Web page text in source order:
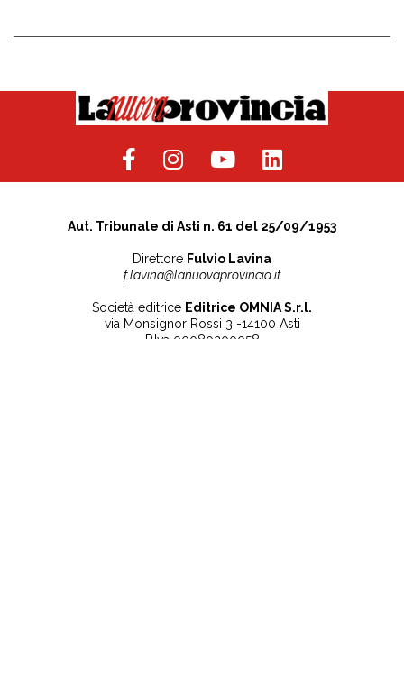
Aut. Tribunale di Asti n. 61 del 25/09/1953
Direttore Fulvio Lavina
f.lavina@lanuovaprovincia.it
Società editrice Editrice OMNIA S.r.l.
via Monsignor Rossi 3 -14100 Asti
P.Iva 00080200058